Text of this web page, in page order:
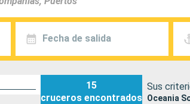
Fecha de salida
15
cruceros encontrados
Sus
Oceania